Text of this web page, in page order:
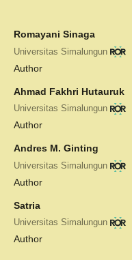
Romayani Sinaga
Universitas Simalungun
Author
Ahmad Fakhri Hutauruk
Universitas Simalungun
Author
Andres M. Ginting
Universitas Simalungun
Author
Satria
Universitas Simalungun
Author